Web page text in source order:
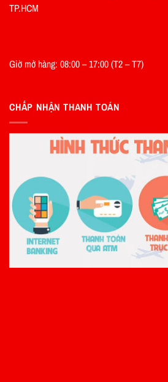
TP.HCM
Giờ mở hàng: 08:00 – 17:00 (T2 – T7)
CHẤP NHẬN THANH TOÁN